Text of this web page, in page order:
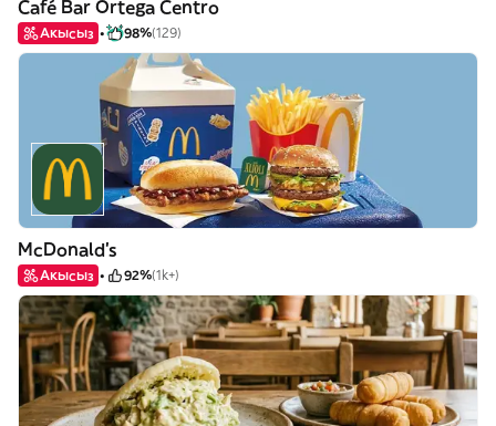
Café Bar Ortega Centro
Акысыз 98%(129)
McDonald's
Акысыз 92%(1k+)